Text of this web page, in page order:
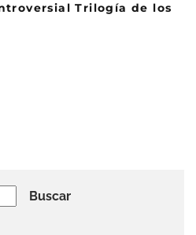
Trilogía de los
Buscar